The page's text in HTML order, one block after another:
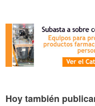
Hoy también